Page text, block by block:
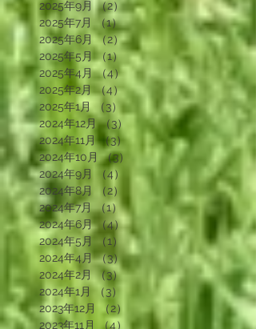
2025年11月 （4）
4件の記事
2025年10月
（1）1件の記事
2025年9月 （2）2件の記事
2025年7月 （1）
1件の記事
2025年6月 （2）
2件の記事
2025年5月 （1）1件の記事
2025年4月
（4）
4件の記事
2025年2月 （4）
4件の記事
2025年1月 （3） 3件の記事
2024年12月 （3）
3件の記事
2024年11月
（3）
3件の記事
2024年10月
（3）
3件の記事
2024年9月 （4）4件の記事
2024年8月 （2）2件の記事
2024年7月
（1）
1件の記事
2024年6月 （4）4件の記事
2024年5月 （1） 1件の記事
2024年4月
（3）
3件の記事
2024年2月
（3）
3件の記事